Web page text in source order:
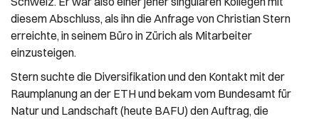
diesem Abschluss, als ihn die Anfrage von Christian Stern
erreichte, in seinem Büro in Zürich als Mitarbeiter
einzusteigen.
Stern suchte die Diversifikation und den Kontakt mit der
Raumplanung an der ETH und bekam vom Bundesamt für
Natur und Landschaft (heute BAFU) den Auftrag, die